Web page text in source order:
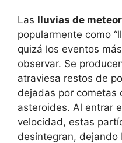
Las lluvias de
popularmente como
quizá los eventos
observar. Se
atraviesa restos de
dejadas por cometas
asteroides. Al entrar
velocidad, estas
desintegran,